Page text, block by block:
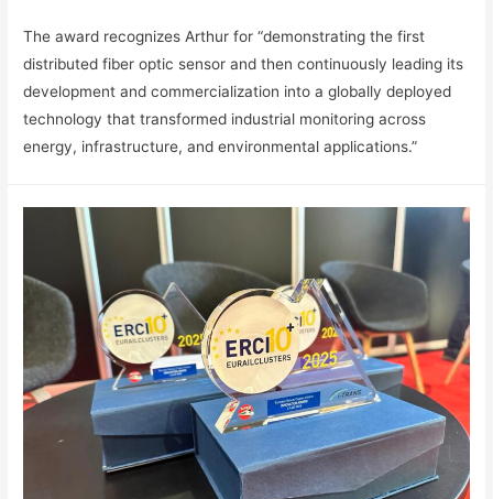
The award recognizes Arthur for “demonstrating the first
distributed fiber optic sensor and then continuously leading its
development and commercialization into a globally deployed
technology that transformed industrial monitoring across
energy, infrastructure, and environmental applications.”